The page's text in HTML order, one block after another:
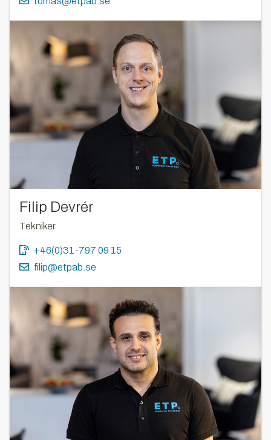
Filip Devrér
Tekniker
+46(0)31-797 09 15
filip@etpab.se